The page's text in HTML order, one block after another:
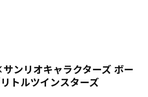
ンリオキャラクターズ ボー
トルツインスターズ